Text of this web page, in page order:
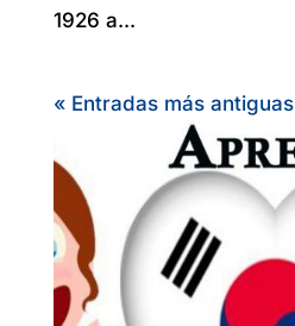
1926 a...
« Entradas más antiguas